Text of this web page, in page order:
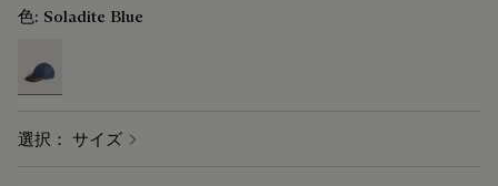
色: Soladite Blue
選択： サイズ